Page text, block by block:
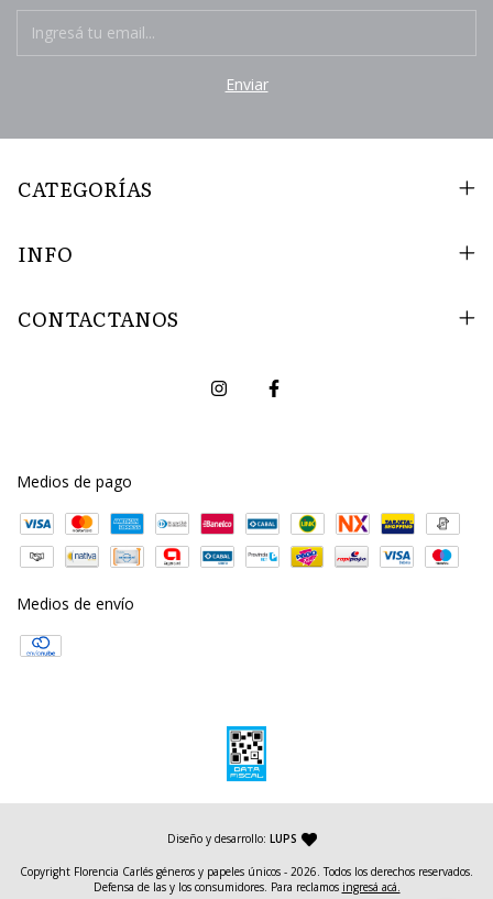
CATEGORÍAS
INFO
CONTACTANOS
Medios de pago
Medios de envío
Diseño y desarrollo: LUPS — agencia de diseño y desarrollo web
Copyright Florencia Carlés géneros y papeles únicos - 2026. Todos los derechos reservados.
Defensa de las y los consumidores. Para reclamos ingresá acá.